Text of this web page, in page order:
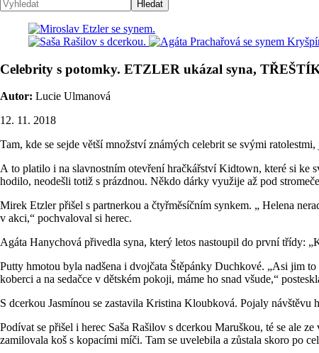
Celebrity s potomky. ETZLER ukázal syna,
Autor: Lucie Ulmanová
12. 11. 2018
Tam, kde se sejde větší množství známých celebrit se svými
A to platilo i na slavnostním otevření hračkářství Kidtown, které si ke
hodilo, neodešli totiž s prázdnou. Někdo dárky využije až pod
Mirek Etzler přišel s partnerkou a čtyřměsíčním synkem. „ Helena
v akci,“ pochvaloval si herec.
Agáta Hanychová přivedla syna, který letos nastoupil do první třídy:
Putty hmotou byla nadšena i dvojčata Štěpánky Duchkové. „Asi jim
koberci a na sedačce v dětském pokoji, máme ho snad všude,“
S dcerkou Jasmínou se zastavila Kristina Kloubková. Pojaly
Podívat se přišel i herec Saša Rašilov s dcerkou Maruškou, té se ale
zamilovala koš s kopacími míči. Tam se uvelebila a zůstala skoro po